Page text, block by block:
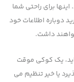
برای راحتی شما
دوباره اطلاعات خود
داشت.
یک کوکی موقت
یا خیر تنظیم می